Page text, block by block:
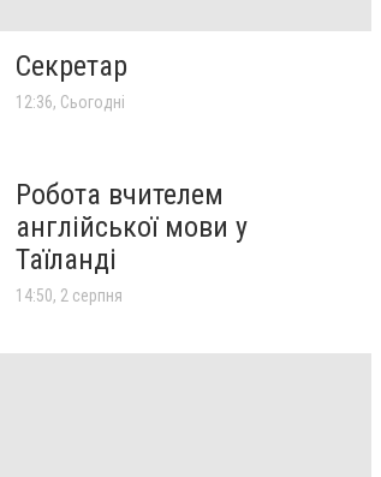
Секретар
12:36, Сьогодні
Робота вчителем
англійської мови у
Таїланді
14:50, 2 серпня